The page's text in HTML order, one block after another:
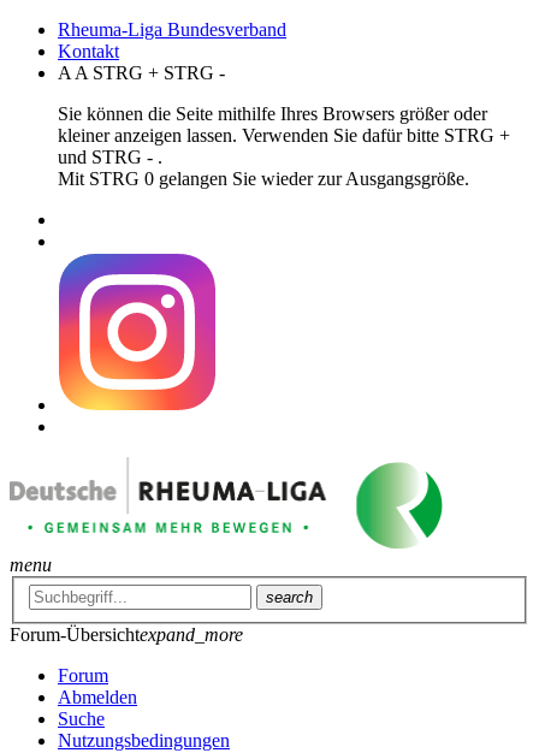
Rheuma-Liga Bundesverband
Kontakt
A A STRG + STRG -
Sie können die Seite mithilfe Ihres Browsers größer oder
kleiner anzeigen lassen. Verwenden Sie dafür bitte STRG +
und STRG - .
Mit STRG 0 gelangen Sie wieder zur Ausgangsgröße.
menu
search
Forum-Übersichtexpand_more
Forum
Abmelden
Suche
Nutzungsbedingungen